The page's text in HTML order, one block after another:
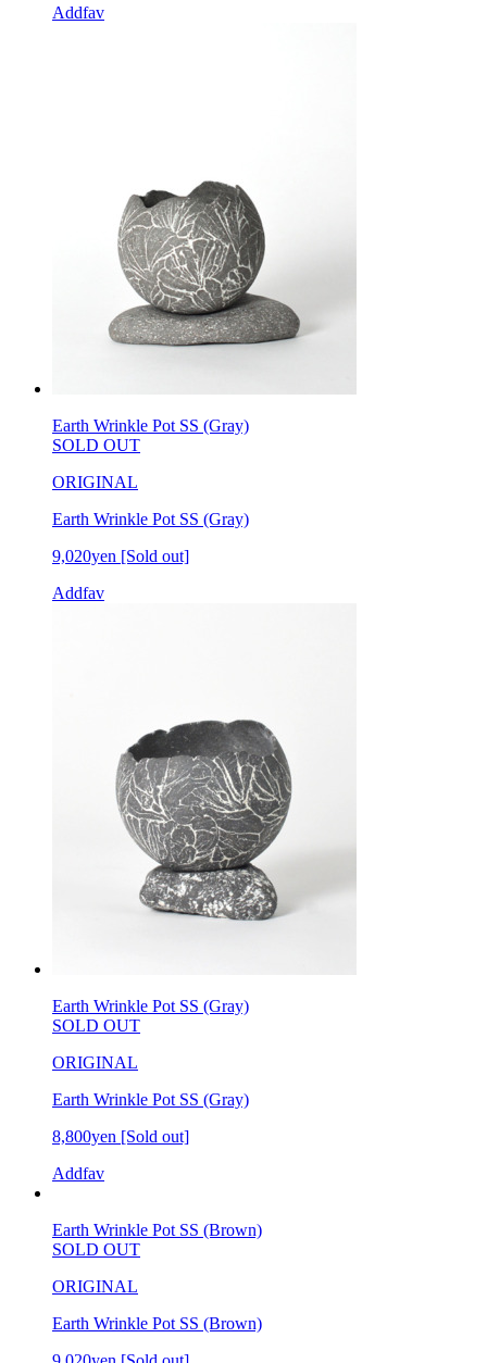
Addfav
Earth Wrinkle Pot SS (Gray)
SOLD OUT
ORIGINAL
Earth Wrinkle Pot SS (Gray)
9,020yen [Sold out]
Addfav
Earth Wrinkle Pot SS (Gray)
SOLD OUT
ORIGINAL
Earth Wrinkle Pot SS (Gray)
8,800yen [Sold out]
Addfav
Earth Wrinkle Pot SS (Brown)
SOLD OUT
ORIGINAL
Earth Wrinkle Pot SS (Brown)